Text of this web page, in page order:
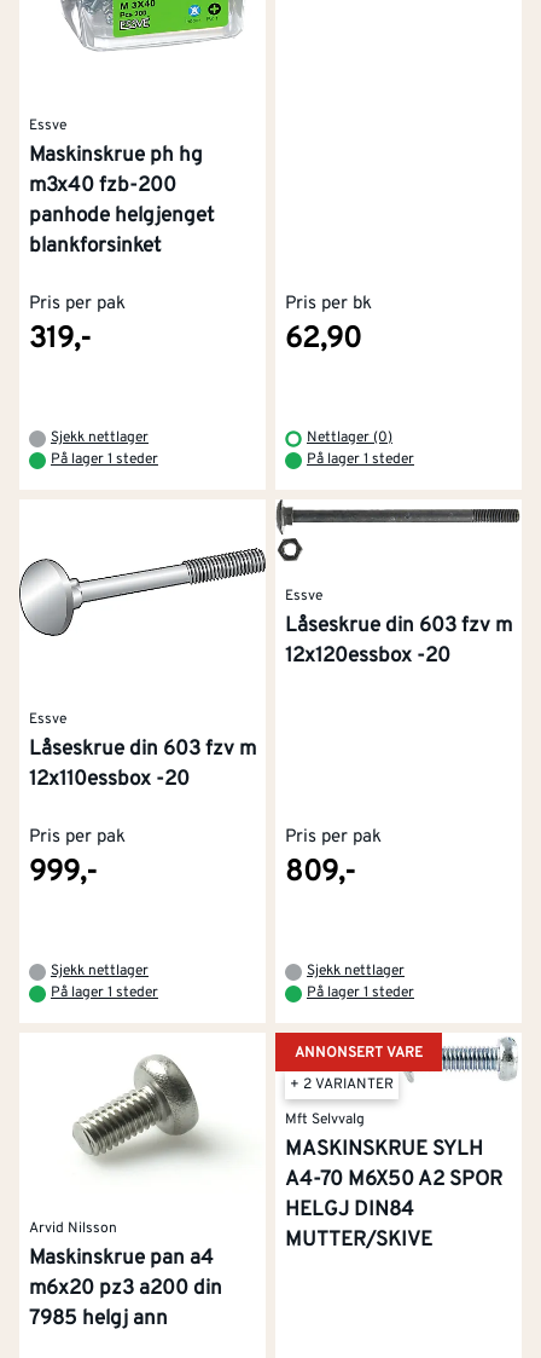
Essve
Maskinskrue ph hg
m3x40 fzb-200
panhode helgjenget
blankforsinket
Pris per pak
319,-
Sjekk nettlager
På lager 1 steder
Pris per bk
62,90
Nettlager (0)
På lager 1 steder
Essve
Låseskrue din 603 fzv m
12x110essbox -20
Pris per pak
999,-
Sjekk nettlager
På lager 1 steder
Essve
Låseskrue din 603 fzv m
12x120essbox -20
Pris per pak
809,-
Sjekk nettlager
På lager 1 steder
Arvid Nilsson
Maskinskrue pan a4
m6x20 pz3 a200 din
7985 helgj ann
ANNONSERT VARE
+ 2 VARIANTER
Mft Selvvalg
MASKINSKRUE SYLH
A4-70 M6X50 A2 SPOR
HELGJ DIN84
MUTTER/SKIVE